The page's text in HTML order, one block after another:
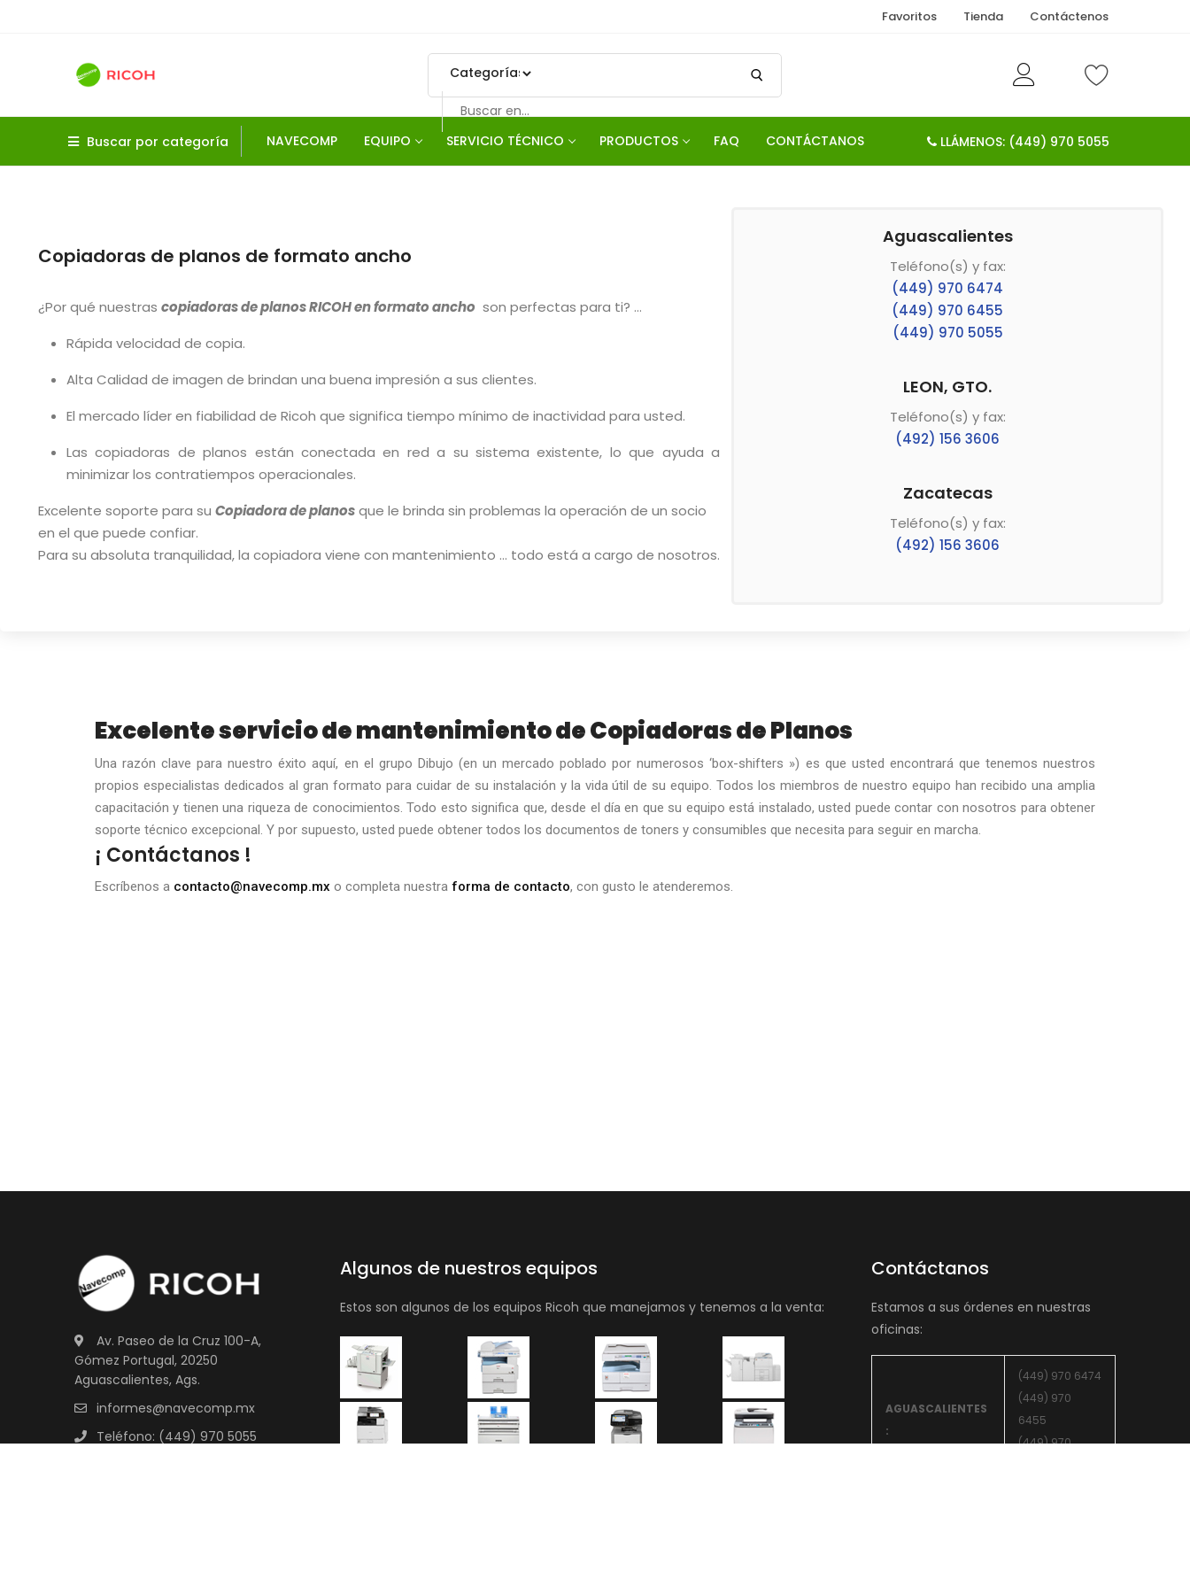
Favoritos Tienda Contáctenos
Buscar por categoría NAVECOMP EQUIPO SERVICIO TÉCNICO PRODUCTOS FAQ CONTÁCTANOS LLÁMENOS: (449) 970 5055
Aguascalientes
Copiadoras de planos de formato ancho
¿Por qué nuestras copiadoras de planos RICOH en formato ancho son perfectas para ti? …
Rápida velocidad de copia.
Alta Calidad de imagen de brindan una buena impresión a sus clientes.
El mercado líder en fiabilidad de Ricoh que significa tiempo mínimo de inactividad para usted.
Las copiadoras de planos están conectada en red a su sistema existente, lo que ayuda a
minimizar los contratiempos operacionales.
Excelente soporte para su Copiadora de planosque le brinda sin problemas la operación de un socio
en el que puede confiar.
Para su absoluta tranquilidad, la copiadora viene con mantenimiento … todo está a cargo de nosotros.
Aguascalientes
Teléfono(s) y fax:
(449) 970 6474
(449) 970 6455
(449) 970 5055
LEON, GTO.
Teléfono(s) y fax:
(492) 156 3606
Zacatecas
Teléfono(s) y fax:
(492) 156 3606
Excelente servicio de mantenimiento de Copiadoras de Planos
Una razón clave para nuestro éxito aquí, en el grupo Dibujo (en un mercado poblado por numerosos ‘box-shifters ») es que usted encontrará que tenemos nuestros
propios especialistas dedicados al gran formato para cuidar de su instalación y la vida útil de su equipo. Todos los miembros de nuestro equipo han recibido una amplia
capacitación y tienen una riqueza de conocimientos. Todo esto significa que, desde el día en que su equipo está instalado, usted puede contar con nosotros para obtener
soporte técnico excepcional. Y por supuesto, usted puede obtener todos los documentos de toners y consumibles que necesita para seguir en marcha.
¡ Contáctanos !
Escríbenos a contacto@navecomp.mx o completa nuestra forma de contacto, con gusto le atenderemos.
Av. Paseo de la Cruz 100-A,
Gómez Portugal, 20250
Aguascalientes, Ags.
informes@navecomp.mx
Teléfono: (449) 970 5055
Algunos de nuestros equipos
Estos son algunos de los equipos Ricoh que manejamos y tenemos a la venta:
Contáctanos
Estamos a sus órdenes en nuestras
oficinas:
AGUASCALIENTES
:
(449) 970 6474
(449) 970
6455
(449) 970